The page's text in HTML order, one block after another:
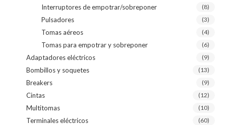
Interruptores de empotrar/sobreponer (8)
Pulsadores (3)
Tomas aéreos (4)
Tomas para empotrar y sobreponer (6)
Adaptadores eléctricos (9)
Bombillos y soquetes (13)
Breakers (9)
Cintas (12)
Multitomas (10)
Terminales eléctricos (60)